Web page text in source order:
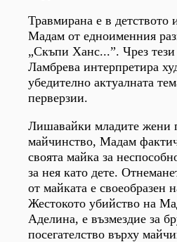
Травмирана е в детството
Мадам от едноименния
„Скъпи Ханс...”. Чрез
Ламбрева интерпретира
убедително актуалната
перверзии.
Лишавайки младите жени
майчинство, Мадам
своята майка за
за нея като дете.
от майката е своеобразен
Жестокото убийство на
Аделина, е възмездие за
посегателство върху